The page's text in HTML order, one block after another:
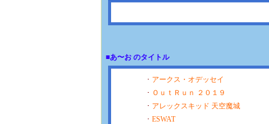
■あ〜お のタイトル
･ アークス・オデッセイ
･ ＯｕｔＲｕｎ ２０１９
･ アレックスキッド 天空魔城
･ ESWAT